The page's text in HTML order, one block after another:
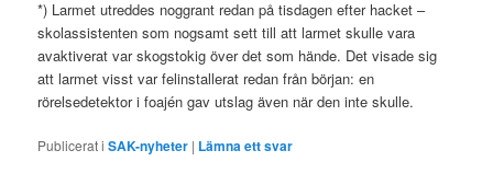
*) Larmet utreddes noggrant redan på tisdagen efter hacket –
skolassistenten som nogsamt sett till att larmet skulle vara
avaktiverat var skogstokig över det som hände. Det visade sig
att larmet visst var felinstallerat redan från början: en
rörelsedetektor i foajén gav utslag även när den inte skulle.
Publicerat i SAK-nyheter | Lämna ett svar